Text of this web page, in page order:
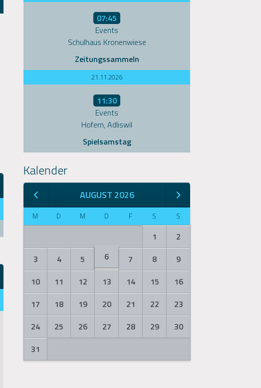
07:45
Events
Schulhaus Kronenwiese
Zeitungssammeln
21.11.2026
11:30
Events
Hofern, Adliswil
Spielsamstag
Kalender
AUGUST 2026
M D M D F S S
1
2
3
4 5 6 7 8
9
10
11 12 13 14 15
16
17
18 19 20 21 22
23
24
25 26 27 28 29
30
31